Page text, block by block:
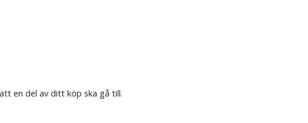
en del av ditt köp ska gå till.